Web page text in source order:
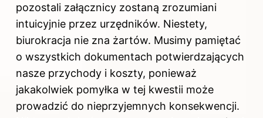
pozostali załącznicy zostaną zrozumiani
intuicyjnie przez urzędników. Niestety,
biurokracja nie zna żartów. Musimy pamiętać
o wszystkich dokumentach potwierdzających
nasze przychody i koszty, ponieważ
jakakolwiek pomyłka w tej kwestii może
prowadzić do nieprzyjemnych konsekwencji.